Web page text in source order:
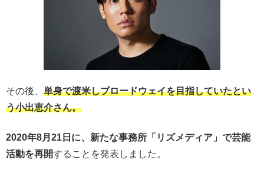
その後、 単身で渡米しブロードウェイを目指していたとい
う小出恵介さん。
2020年8月21日に、新たな事務所「リズメディア」で芸能
活動を再開することを発表しました。